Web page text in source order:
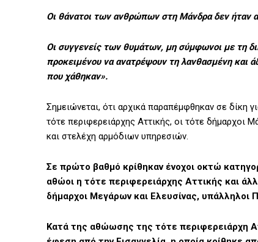
Οι θάνατοι των ανθρώπων στη Μάνδρα δεν ήταν
Οι συγγενείς των θυμάτων, μη σύμφωνοι με τη
προκειμένου να ανατρέψουν τη λανθασμένη
που χάθηκαν».
Σημειώνεται, ότι αρχικά παραπέμφθηκαν σε δίκη
τότε περιφερειάρχης Αττικής, οι τότε δήμαρχοι
και στελέχη αρμόδιων υπηρεσιών.
Σε πρώτο βαθμό κρίθηκαν ένοχοι οκτώ
αθώοι η τότε περιφερειάρχης Αττικής και
δήμαρχοι Μεγάρων και Ελευσίνας, υπάλληλοι
Κατά της αθώωσης της τότε περιφερειάρχη